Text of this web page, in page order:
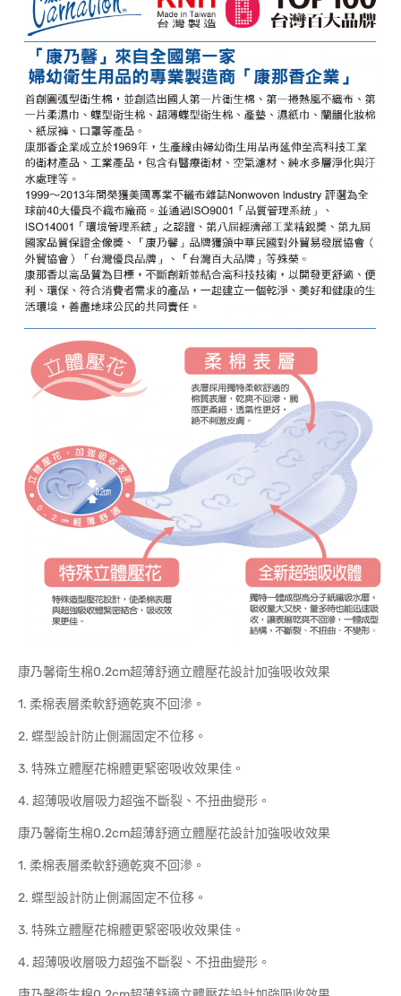
康乃馨衛生棉0.2cm超薄舒適立體壓花設計加強吸收效果
1. 柔棉表層柔軟舒適乾爽不回滲。
2. 蝶型設計防止側漏固定不位移。
3. 特殊立體壓花棉體更緊密吸收效果佳。
4. 超薄吸收層吸力超強不斷裂、不扭曲變形。
康乃馨衛生棉0.2cm超薄舒適立體壓花設計加強吸收效果
1. 柔棉表層柔軟舒適乾爽不回滲。
2. 蝶型設計防止側漏固定不位移。
3. 特殊立體壓花棉體更緊密吸收效果佳。
4. 超薄吸收層吸力超強不斷裂、不扭曲變形。